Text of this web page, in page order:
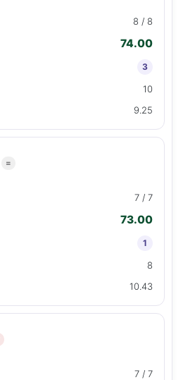
8 / 8
74.00
3
10
9.25
=
7 / 7
73.00
1
8
10.43
7 / 7